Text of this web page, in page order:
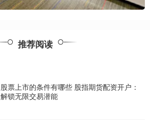
推荐阅读
股票上市的条件有哪些 股指期货配资开户：
解锁无限交易潜能